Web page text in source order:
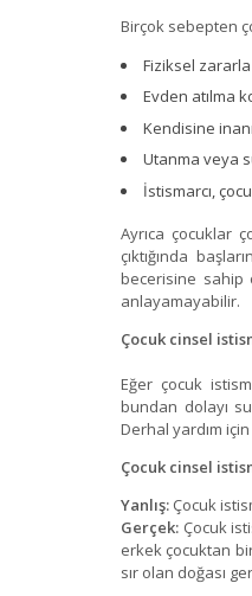
Birçok sebepten
Fiziksel
Evden atılma
Kendisine
Utanma veya
İstismarcı,
Ayrıca çocuklar
çıktığında
becerisine
anlayamayabilir.
Çocuk cinsel
Eğer çocuk
bundan dolayı
Derhal yardım
Çocuk cinsel
Yanlış: Çocuk
Gerçek: Çocuk
erkek çocuktan
sır olan doğası